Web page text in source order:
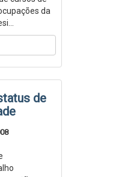
da
de